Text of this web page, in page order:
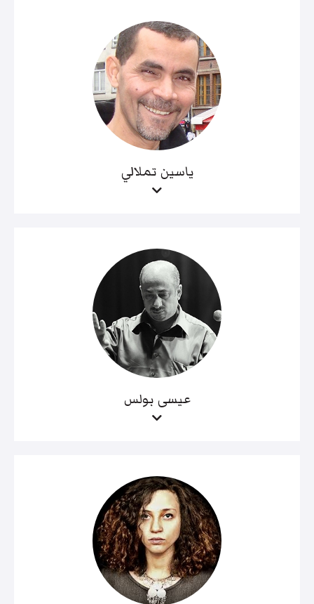
ياسين تملالي
عيسى بولس